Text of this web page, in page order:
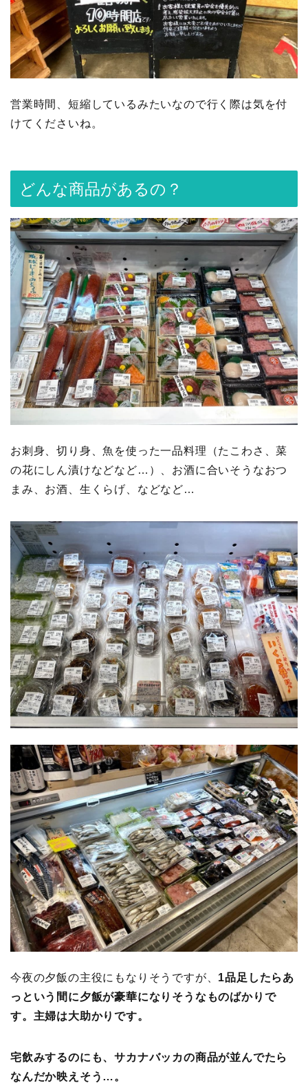
営業時間、短縮しているみたいなので行く際は気を付
けてくださいね。
どんな商品があるの？
お刺身、切り身、魚を使った一品料理（たこわさ、菜
の花にしん漬けなどなど…）、お酒に合いそうなおつ
まみ、お酒、生くらげ、などなど…
今夜の夕飯の主役にもなりそうですが、 1品足したらあ
っという間に夕飯が豪華になりそうなものばかりで
す。主婦は大助かりです。
宅飲みするのにも、サカナバッカの商品が並んでたら
なんだか映えそう…。